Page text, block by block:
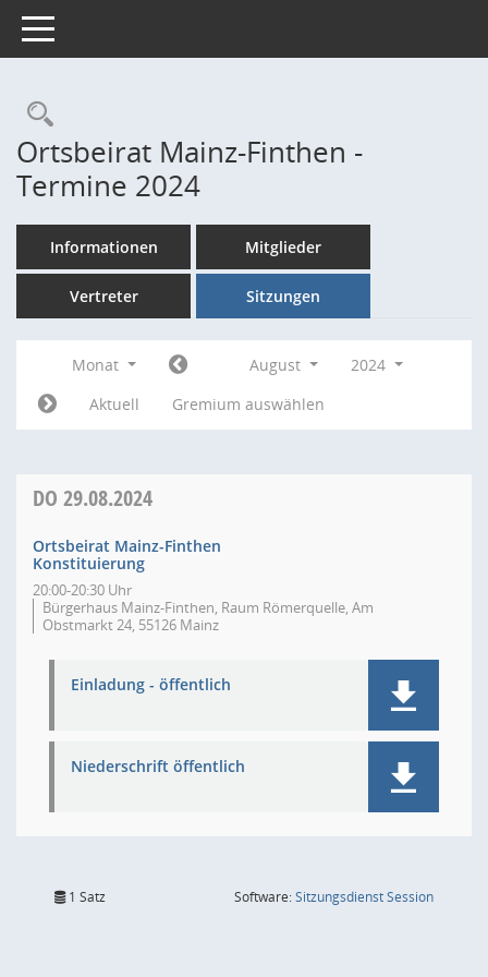
Toggle navigation
Rechercheauswahl
Ortsbeirat Mainz-Finthen -
Termine 2024
Informationen Mitglieder
Vertreter Sitzungen
Monat August
2024
Aktuell
Gremium auswählen
DO 29.08.2024
Ortsbeirat Mainz-Finthen
Konstituierung
20:00-20:30 Uhr
Bürgerhaus Mainz-Finthen, Raum Römerquelle, Am
Obstmarkt 24, 55126 Mainz
Einladung - öffentlich
Niederschrift öffentlich
1 Satz Software:SitzungsdienstSession(Wird in